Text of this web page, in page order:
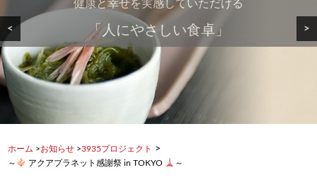
健康と幸せを実感していただける
「人にやさしい食卓」
美しい地球から食卓へ・・・
健康を支える食品を
安心・安全で美味しい
もずく・めかぶを
< >
ホーム >お知らせ >3935プロジェクト >
～ アクアプラネット感謝祭 in TOKYO ～